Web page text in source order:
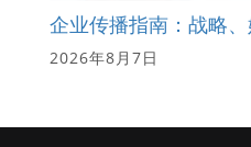
企业传播指南：战略
2026年8月7日